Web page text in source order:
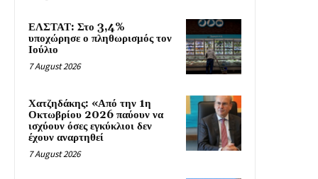
ΕΛΣΤΑΤ: Στο 3,4%
υποχώρησε ο πληθωρισμός τον
Ιούλιο
7 August 2026
Χατζηδάκης: «Από την 1η
Οκτωβρίου 2026 παύουν να
ισχύουν όσες εγκύκλιοι δεν
έχουν αναρτηθεί
7 August 2026